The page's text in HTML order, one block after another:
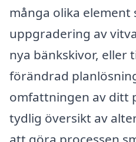
många olika element
uppgradering av
nya bänkskivor, eller
förändrad
omfattningen av ditt
tydlig översikt av